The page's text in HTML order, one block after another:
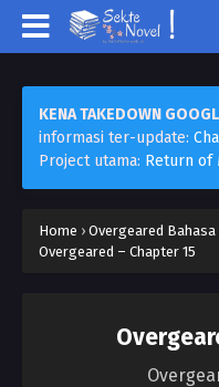
KENA TAKEDOWN
informasi ter-update:
Project utama: Return of
Home › Overgeared
Overgeared – Chapter 15